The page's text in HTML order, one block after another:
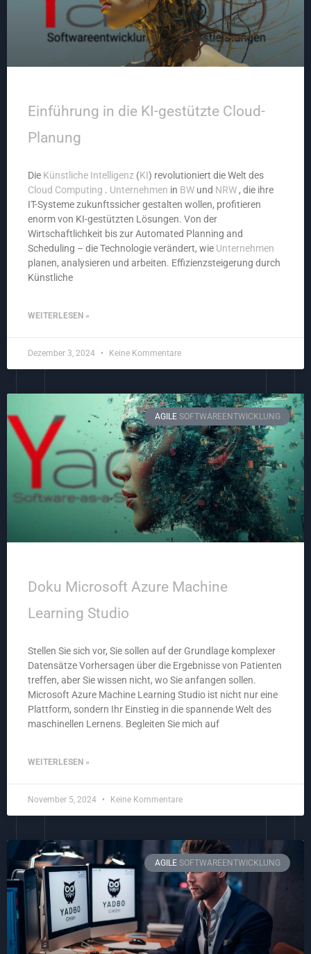
Einführung in die KI-gestützte Cloud-
Planung
Die Künstliche Intelligenz (KI) revolutioniert die Welt des
Cloud Computing . Unternehmen in BW und NRW , die ihre
IT-Systeme zukunftssicher gestalten wollen, profitieren
enorm von KI-gestützten Lösungen. Von der
Wirtschaftlichkeit bis zur Automated Planning and
Scheduling – die Technologie verändert, wie Unternehmen
planen, analysieren und arbeiten. Effizienzsteigerung durch
Künstliche
WEITERLESEN »
Dezember 3, 2024 Keine Kommentare
AGILE SOFTWAREENTWICKLUNG
Doku Microsoft Azure Machine
Learning Studio
Stellen Sie sich vor, Sie sollen auf der Grundlage komplexer
Datensätze Vorhersagen über die Ergebnisse von Patienten
treffen, aber Sie wissen nicht, wo Sie anfangen sollen.
Microsoft Azure Machine Learning Studio ist nicht nur eine
Plattform, sondern Ihr Einstieg in die spannende Welt des
maschinellen Lernens. Begleiten Sie mich auf
WEITERLESEN »
November 5, 2024 Keine Kommentare
AGILE SOFTWAREENTWICKLUNG